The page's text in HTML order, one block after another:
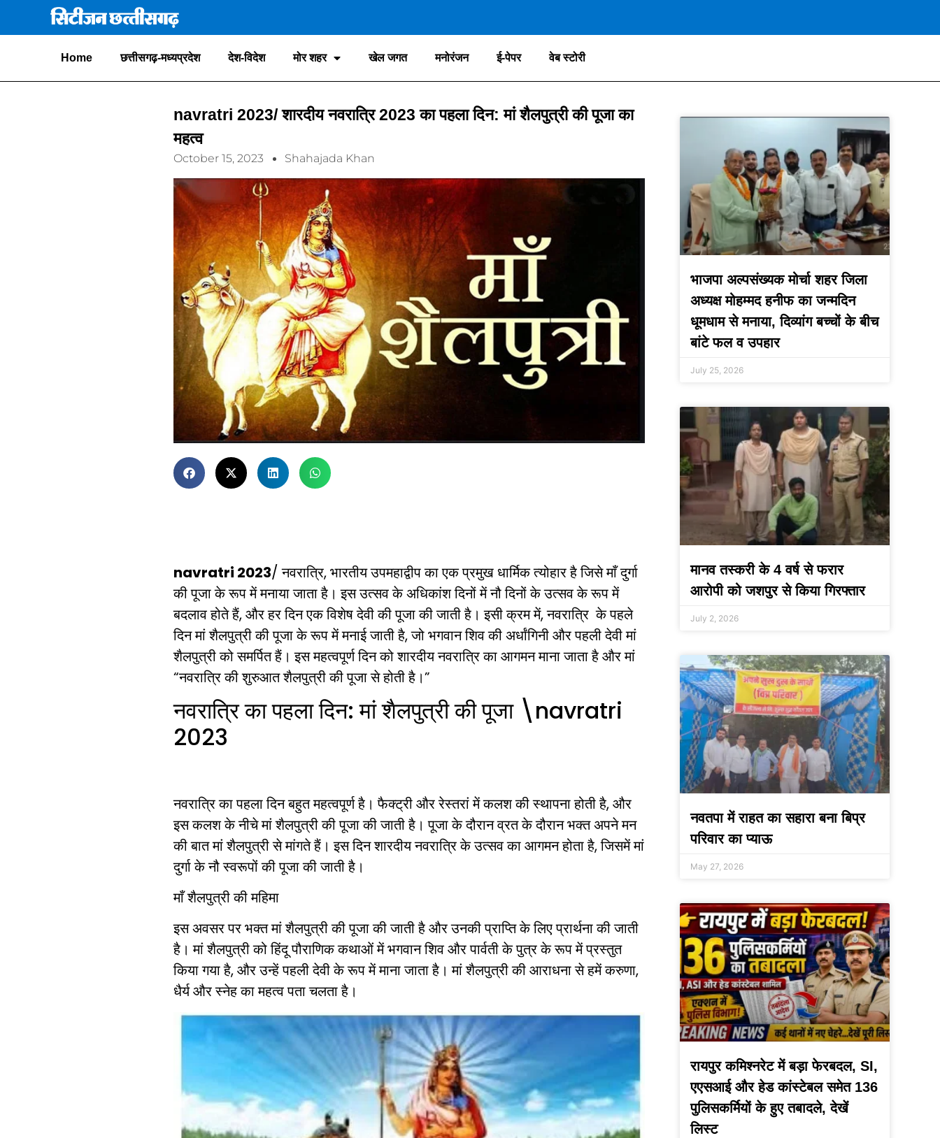
Home छत्तीसगढ़-मध्यप्रदेश देश-विदेश मोर शहर खेल जगत मनोरंजन ई-पेपर वेब स्टोरी
navratri 2023/ शारदीय नवरात्रि 2023 का पहला दिन: मां शैलपुत्री की पूजा का
महत्व
October 15, 2023 Shahajada Khan
navratri 2023/ नवरात्रि, भारतीय उपमहाद्वीप का एक प्रमुख धार्मिक त्योहार है जिसे माँ दुर्गा
की पूजा के रूप में मनाया जाता है। इस उत्सव के अधिकांश दिनों में नौ दिनों के उत्सव के रूप में
बदलाव होते हैं, और हर दिन एक विशेष देवी की पूजा की जाती है। इसी क्रम में, नवरात्रि के पहले
दिन मां शैलपुत्री की पूजा के रूप में मनाई जाती है, जो भगवान शिव की अर्धांगिनी और पहली देवी मां
शैलपुत्री को समर्पित हैं। इस महत्वपूर्ण दिन को शारदीय नवरात्रि का आगमन माना जाता है और मां
“नवरात्रि की शुरुआत शैलपुत्री की पूजा से होती है।”
नवरात्रि का पहला दिन: मां शैलपुत्री की पूजा \navratri
2023
नवरात्रि का पहला दिन बहुत महत्वपूर्ण है। फैक्ट्री और रेस्तरां में कलश की स्थापना होती है, और
इस कलश के नीचे मां शैलपुत्री की पूजा की जाती है। पूजा के दौरान व्रत के दौरान भक्त अपने मन
की बात मां शैलपुत्री से मांगते हैं। इस दिन शारदीय नवरात्रि के उत्सव का आगमन होता है, जिसमें मां
दुर्गा के नौ स्वरूपों की पूजा की जाती है।
माँ शैलपुत्री की महिमा
इस अवसर पर भक्त मां शैलपुत्री की पूजा की जाती है और उनकी प्राप्ति के लिए प्रार्थना की जाती
है। मां शैलपुत्री को हिंदू पौराणिक कथाओं में भगवान शिव और पार्वती के पुत्र के रूप में प्रस्तुत
किया गया है, और उन्हें पहली देवी के रूप में माना जाता है। मां शैलपुत्री की आराधना से हमें करुणा,
धैर्य और स्नेह का महत्व पता चलता है।
भाजपा अल्पसंख्यक मोर्चा शहर जिला
अध्यक्ष मोहम्मद हनीफ का जन्मदिन
धूमधाम से मनाया, दिव्यांग बच्चों के बीच
बांटे फल व उपहार
July 25, 2026
मानव तस्करी के 4 वर्ष से फरार
आरोपी को जशपुर से किया गिरफ्तार
July 2, 2026
नवतपा में राहत का सहारा बना बिप्र
परिवार का प्याऊ
May 27, 2026
रायपुर कमिश्नरेट में बड़ा फेरबदल, SI,
एएसआई और हेड कांस्टेबल समेत 136
पुलिसकर्मियों के हुए तबादले, देखें
लिस्ट